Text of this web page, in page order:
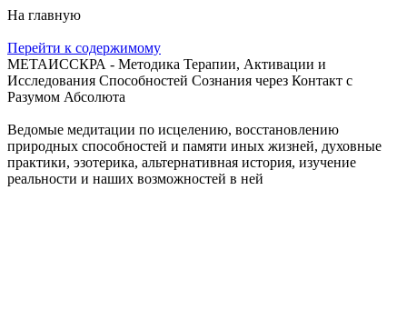
На главную
Перейти к содержимому
МЕТАИССКРА - Методика Терапии, Активации и
Исследования Способностей Сознания через Контакт с
Разумом Абсолюта
Ведомые медитации по исцелению, восстановлению
природных способностей и памяти иных жизней, духовные
практики, эзотерика, альтернативная история, изучение
реальности и наших возможностей в ней